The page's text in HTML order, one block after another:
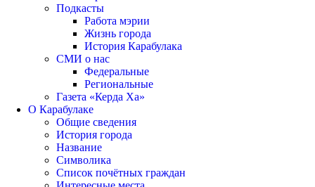
Подкасты
Работа мэрии
Жизнь города
История Карабулака
СМИ о нас
Федеральные
Региональные
Газета «Керда Ха»
О Карабулаке
Общие сведения
История города
Название
Символика
Список почётных граждан